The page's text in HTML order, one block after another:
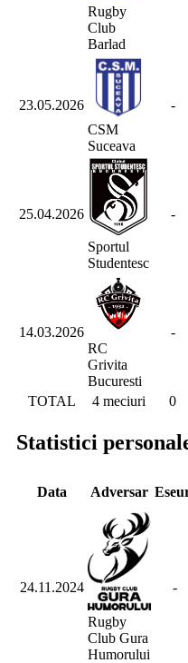
Rugby
Club
Barlad
23.05.2026
CSM
Suceava
-
25.04.2026
Sportul
Studentesc
-
14.03.2026
RC
Grivita
Bucuresti
-
TOTAL 4 meciuri 0
Statistici
Data Adversar
24.11.2024
Rugby
Club Gura
Humorului
-